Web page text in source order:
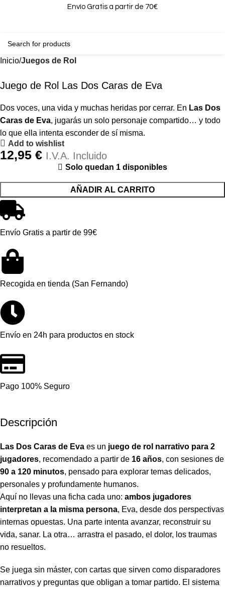
Envío Gratis a partir de 70€
Inicio Juegos de Rol
Juego de Rol Las Dos Caras de Eva
Dos voces, una vida y muchas heridas por cerrar. En Las Dos
Caras de Eva, jugarás un solo personaje compartido… y todo
lo que ella intenta esconder de sí misma.
Add to wishlist
12,95 € I.V.A. Incluido
Solo quedan 1 disponibles
AÑADIR AL CARRITO
Envío Gratis a partir de 99€
Recogida en tienda (San Fernando)
Envío en 24h para productos en stock
Pago 100% Seguro
Descripción
Las Dos Caras de Eva es un juego de rol narrativo para 2
jugadores, recomendado a partir de 16 años, con sesiones de
90 a 120 minutos, pensado para explorar temas delicados,
personales y profundamente humanos.
Aquí no llevas una ficha cada uno: ambos jugadores
interpretan a la misma persona, Eva, desde dos perspectivas
internas opuestas. Una parte intenta avanzar, reconstruir su
vida, sanar. La otra… arrastra el pasado, el dolor, los traumas
no resueltos.
Se juega sin máster, con cartas que sirven como disparadores
narrativos y preguntas que obligan a tomar partido. El sistema